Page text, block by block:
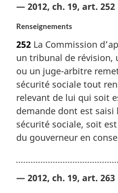
— 2012, ch. 19, art. 252
Renseignements
252 La Commission
un tribunal de révision,
ou un juge-arbitre
sécurité sociale tout
relevant de lui qui soit
demande dont est saisi
sécurité sociale, soit
du gouverneur en
— 2012, ch. 19, art. 263